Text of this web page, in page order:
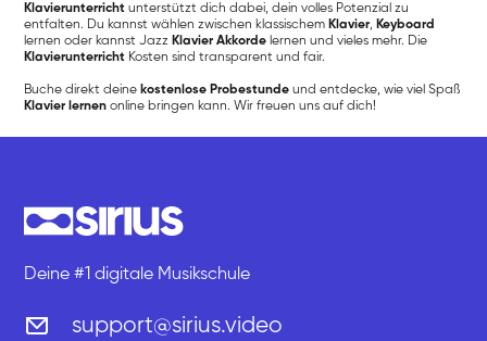
Klavierunterricht unterstützt dich dabei, dein volles Potenzial zu
entfalten. Du kannst wählen zwischen klassischem Klavier, Keyboard
lernen oder kannst Jazz Klavier Akkorde lernen und vieles mehr. Die
Klavierunterricht Kosten sind transparent und fair.
Buche direkt deine kostenlose Probestunde und entdecke, wie viel Spaß
Klavier lernen online bringen kann. Wir freuen uns auf dich!
Deine #1 digitale Musikschule
support@sirius.video